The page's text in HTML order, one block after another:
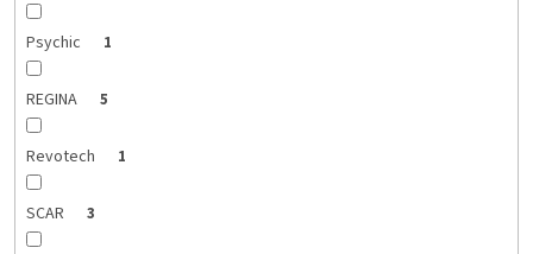
Psychic 1
REGINA 5
Revotech 1
SCAR 3